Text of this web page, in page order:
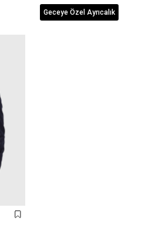
Geceye Özel Ayrıcalık